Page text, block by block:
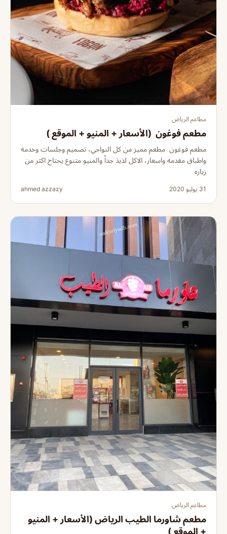
مطاعم الرياض
مطعم فوغون (الأسعار + المنيو + الموقع )
مطعم فوغون مطعم مميز من كل النواحي، تصميم وجلسات وخدمه
واطباق مقدمه واسعار، الاكل لذيذ جداً والمنيو متنوع يحتاج اكثر من
زياره
31 يوليو 2020 ahmed azzazy
مطاعم الرياض
مطعم شاورما الطيب الرياض (الأسعار + المنيو
+ الموقع )